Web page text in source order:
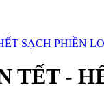
SẠCH PHIỀN LO
TẾT -